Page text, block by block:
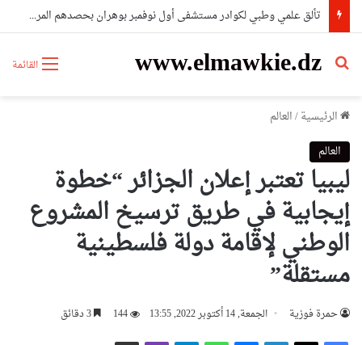
تألق علمي وطبي لكوادر مستشفى أول نوفمبر بوهران بحصدهم المراتب الأولى وطنيا
القائمة www.elmawkie.dz
بحث عن
الرئيسية/العالم
العالم
ليبيا تعتبر إعلان الجزائر “خطوة
إيجابية في طريق ترسيخ المشروع
الوطني لإقامة دولة فلسطينية
مستقلة”
حمرة فوزية الجمعة, 14 أكتوبر 2022, 13:55 144